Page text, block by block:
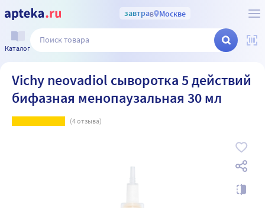
завтрав Москве
Каталог
Vichy neovadiol сыворотка 5 действий
бифазная менопаузальная 30 мл
(4отзыва)